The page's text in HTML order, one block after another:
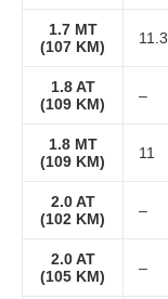
1.7 MT
(107 KM)
11.3
1.8 AT
(109 KM)
–
1.8 MT
(109 KM)
11
2.0 AT
(102 KM)
–
2.0 AT
(105 KM)
–